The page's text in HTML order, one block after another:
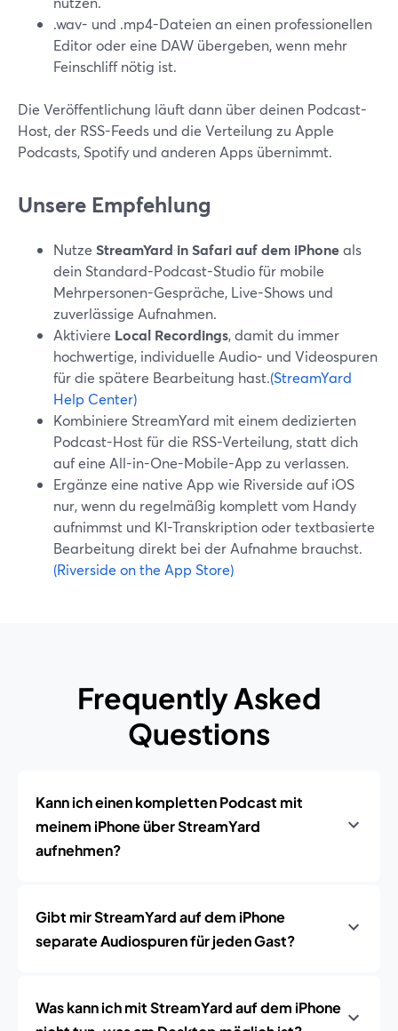
.wav- und .mp4-Dateien an einen professionellen
Editor oder eine DAW übergeben, wenn mehr
Feinschliff nötig ist.
Die Veröffentlichung läuft dann über deinen Podcast-
Host, der RSS-Feeds und die Verteilung zu Apple
Podcasts, Spotify und anderen Apps übernimmt.
Unsere Empfehlung
Nutze StreamYard in Safari auf dem iPhoneals
dein Standard-Podcast-Studio für mobile
Mehrpersonen-Gespräche, Live-Shows und
zuverlässige Aufnahmen.
Aktiviere Local Recordings, damit du immer
hochwertige, individuelle Audio- und Videospuren
für die spätere Bearbeitung hast.(StreamYard
Help Center)
Kombiniere StreamYard mit einem dedizierten
Podcast-Host für die RSS-Verteilung, statt dich
auf eine All-in-One-Mobile-App zu verlassen.
Ergänze eine native App wie Riverside auf iOS
nur, wenn du regelmäßig komplett vom Handy
aufnimmst und KI-Transkription oder textbasierte
Bearbeitung direkt bei der Aufnahme brauchst.
(Riverside on the App Store)
Frequently Asked
Questions
Kann ich einen kompletten Podcast mit
meinem iPhone über StreamYard
aufnehmen?
Gibt mir StreamYard auf dem iPhone
separate Audiospuren für jeden Gast?
Was kann ich mit StreamYard auf dem iPhone